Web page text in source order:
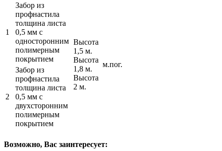
1
Забор из
профнастила
толщина листа
0,5 мм c
односторонним
полимерным
покрытием
Высота
1,5 м.
Высота
1,8 м.
Высота
2 м.
м.пог.
2
Забор из
профнастила
толщина листа
0,5 мм c
двухсторонним
полимерным
покрытием
Возможно, Вас заинтересует: